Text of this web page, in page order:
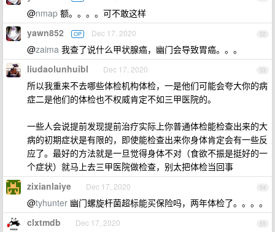
@nmap 额。。。。可不敢这样
52
yawn852 OP Dec 17, 2020
@zaima 我查了说什么甲状腺癌，幽门会导致胃癌。。。
53
liudaolunhuibl Dec 17, 2020
所以我重来不去哪些体检机构体检，一是他们可能会夸大你的病
症二是他们的体检也不权威肯定不如三甲医院的。
一些人会说提前发现提前治疗实际上你普通体检能检查出来的大
病的初期症状是有限的，即使能检查出来你身体肯定会有一些反
应了。最好的方法就是一旦觉得身体不对（食欲不振是挺好的一
个症状）就马上去三甲医院做检查，别太把体检当回事
54
zixianlaiye Dec 17, 2020
@tyhunter 幽门螺旋杆菌超标能买保险吗，两年体检了。。。。
55
clxtmdb Dec 17, 2020